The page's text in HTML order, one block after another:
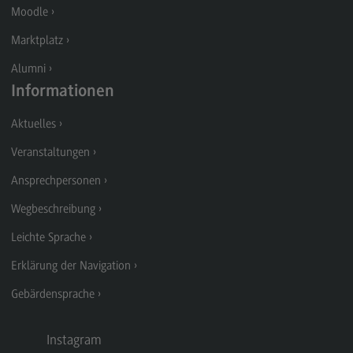
Modulangebot
Berufsperspektiven
Kontakt
Digital Business Management
Modulangebot
Berufsperspektiven
Kontakt
Digitalisierung in der Sozialen Arbeit
Digitalisierung in der Sozialen Arbeit
Modulangebot
Berufsperspektiven
Moodle
Marktplatz
Alumni
Informationen
Aktuelles
Veranstaltungen
Ansprechpersonen
Wegbeschreibung
Leichte Sprache
Erklärung der Navigation
Gebärdensprache
Instagram